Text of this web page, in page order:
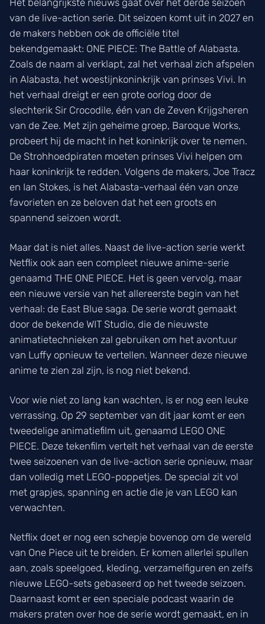
van de live-action serie. Dit seizoen komt uit in 2027 en
de makers hebben ook de officiële titel
bekendgemaakt: ONE PIECE: The Battle of Alabasta.
Zoals de naam al verklapt, zal het verhaal zich afspelen
in Alabasta, het woestijnkoninkrijk van prinses Vivi. In
het verhaal dreigt er een grote oorlog door de
slechterik Sir Crocodile, één van de Zeven Krijgsheren
van de Zee. Met zijn geheime groep, Baroque Works,
probeert hij de macht in het koninkrijk over te nemen.
De Strohhoedpiraten moeten prinses Vivi helpen om
haar koninkrijk te redden. Volgens de makers, Joe Tracz
en Ian Stokes, is het Alabasta-verhaal één van onze
favorieten en ze beloven dat het een groots en
spannend seizoen wordt.
Maar dat is niet alles. Naast de live-action serie werkt
Netflix ook aan een compleet nieuwe anime-serie
genaamd THE ONE PIECE. Het is geen vervolg, maar
een nieuwe versie van het allereerste begin van het
verhaal: de East Blue saga. De serie wordt gemaakt
door de bekende WIT Studio, die de nieuwste
animatietechnieken zal gebruiken om het avontuur
van Luffy opnieuw te vertellen. Wanneer deze nieuwe
anime te zien zal zijn, is nog niet bekend.
Voor wie niet zo lang kan wachten, is er nog een leuke
verrassing. Op 29 september van dit jaar komt er een
tweedelige animatiefilm uit, genaamd LEGO ONE
PIECE. Deze tekenfilm vertelt het verhaal van de eerste
twee seizoenen van de live-action serie opnieuw, maar
dan volledig met LEGO-poppetjes. De special zit vol
met grapjes, spanning en actie die je van LEGO kan
verwachten.
Netflix doet er nog een schepje bovenop om de wereld
van One Piece uit te breiden. Er komen allerlei spullen
aan, zoals speelgoed, kleding, verzamelfiguren en zelfs
nieuwe LEGO-sets gebaseerd op het tweede seizoen.
Daarnaast komt er een speciale podcast waarin de
makers praten over hoe de serie wordt gemaakt, en in